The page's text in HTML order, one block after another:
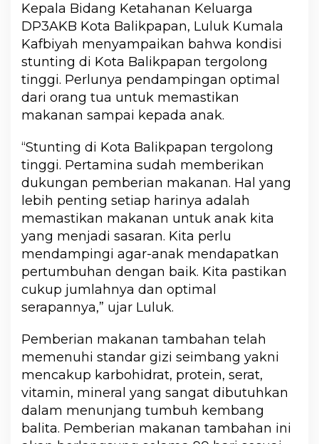
Kepala Bidang Ketahanan Keluarga
DP3AKB Kota Balikpapan, Luluk Kumala
Kafbiyah menyampaikan bahwa kondisi
stunting di Kota Balikpapan tergolong
tinggi. Perlunya pendampingan optimal
dari orang tua untuk memastikan
makanan sampai kepada anak.
“Stunting di Kota Balikpapan tergolong
tinggi. Pertamina sudah memberikan
dukungan pemberian makanan. Hal yang
lebih penting setiap harinya adalah
memastikan makanan untuk anak kita
yang menjadi sasaran. Kita perlu
mendampingi agar-anak mendapatkan
pertumbuhan dengan baik. Kita pastikan
cukup jumlahnya dan optimal
serapannya,” ujar Luluk.
Pemberian makanan tambahan telah
memenuhi standar gizi seimbang yakni
mencakup karbohidrat, protein, serat,
vitamin, mineral yang sangat dibutuhkan
dalam menunjang tumbuh kembang
balita. Pemberian makanan tambahan ini